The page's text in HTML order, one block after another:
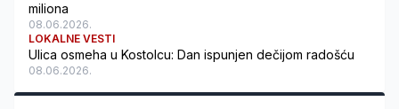
miliona
08.06.2026.
LOKALNE VESTI
Ulica osmeha u Kostolcu: Dan ispunjen dečijom radošću
08.06.2026.